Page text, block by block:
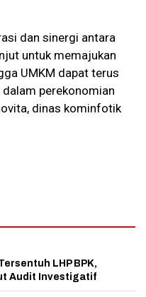
dan sinergi antara
untuk memajukan
UMKM dapat terus
perekonomian
dinas kominfotik
LHP BPK,
Audit Investigatif